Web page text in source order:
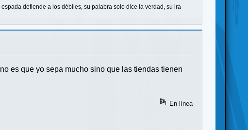
defiende a los débiles, su palabra solo dice la verdad, su ira
es que yo sepa mucho sino que las tiendas tienen
En línea